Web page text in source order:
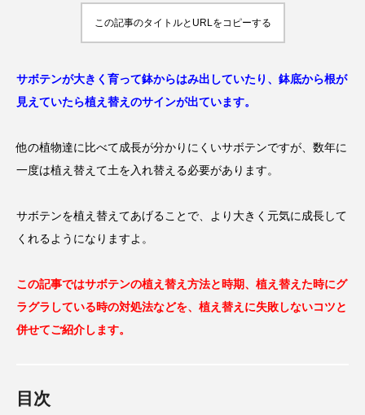
この記事のタイトルとURLをコピーする
サボテンが大きく育って鉢からはみ出していたり、鉢底から根が
見えていたら植え替えのサインが出ています。
他の植物達に比べて成長が分かりにくいサボテンですが、数年に
一度は植え替えて土を入れ替える必要があります。
サボテンを植え替えてあげることで、より大きく元気に成長して
くれるようになりますよ。
この記事ではサボテンの植え替え方法と時期、植え替えた時にグ
ラグラしている時の対処法などを、植え替えに失敗しないコツと
併せてご紹介します。
目次